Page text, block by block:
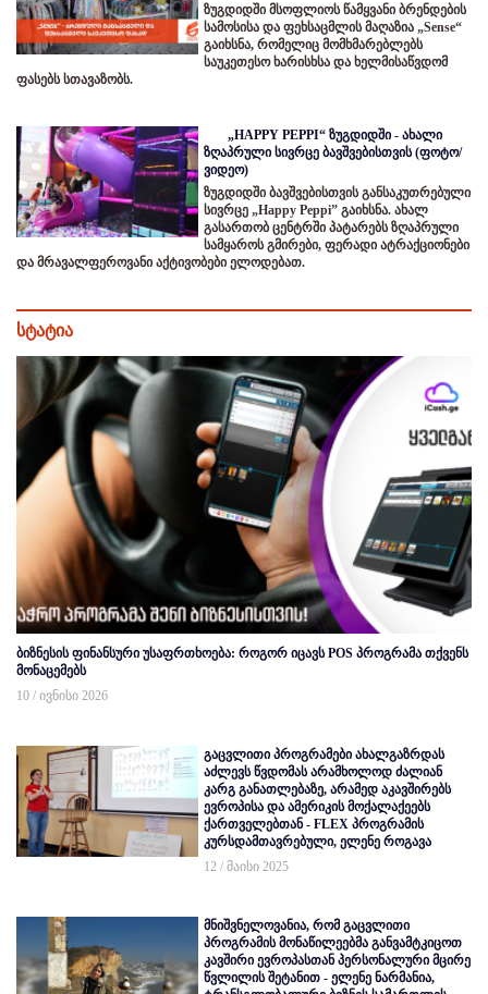
ზუგდიდში მსოფლიოს წამყვანი ბრენდების
სამოსისა და ფეხსაცმლის მაღაზია „Sense“
გაიხსნა, რომელიც მომხმარებლებს
საუკეთესო ხარისხსა და ხელმისაწვდომ
ფასებს სთავაზობს.
„HAPPY PEPPI“ ზუგდიდში - ახალი
ზღაპრული სივრცე ბავშვებისთვის (ფოტო/
ვიდეო)
ზუგდიდში ბავშვებისთვის განსაკუთრებული
სივრცე „Happy Peppi” გაიხსნა. ახალ
გასართობ ცენტრში პატარებს ზღაპრული
სამყაროს გმირები, ფერადი ატრაქციონები
და მრავალფეროვანი აქტივობები ელოდებათ.
სტატია
ბიზნესის ფინანსური უსაფრთხოება: როგორ იცავს POS პროგრამა თქვენს
მონაცემებს
10 / ივნისი 2026
გაცვლითი პროგრამები ახალგაზრდას
აძლევს წვდომას არამხოლოდ ძალიან
კარგ განათლებაზე, არამედ აკავშირებს
ევროპისა და ამერიკის მოქალაქეებს
ქართველებთან - FLEX პროგრამის
კურსდამთავრებული, ელენე როგავა
12 / მაისი 2025
მნიშვნელოვანია, რომ გაცვლითი
პროგრამის მონაწილეებმა განვამტკიცოთ
კავშირი ევროპასთან პერსონალური მცირე
წვლილის შეტანით - ელენე ნარმანია,